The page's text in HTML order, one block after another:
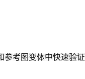
考图变体中快速验